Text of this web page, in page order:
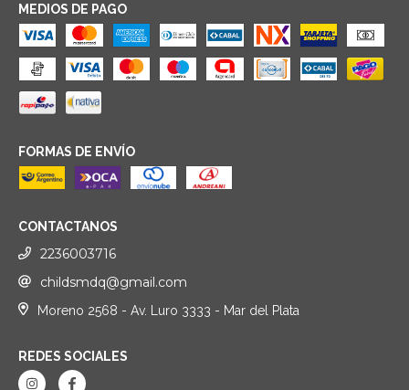
MEDIOS DE PAGO
FORMAS DE ENVÍO
CONTACTANOS
2236003716
childsmdq@gmail.com
Moreno 2568 - Av. Luro 3333 - Mar del Plata
REDES SOCIALES